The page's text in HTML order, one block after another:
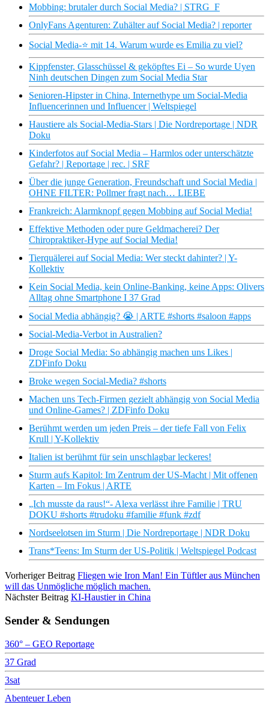
Mobbing: brutaler durch Social Media? | STRG_F
OnlyFans Agenturen: Zuhälter auf Social Media? | reporter
Social Media-​​⭐️ mit 14. Warum wurde es Emilia zu viel?
Kippfenster, Glasschüssel & geköpftes Ei – So wurde Uyen
Ninh deutschen Dingen zum Social Media Star
Senioren-Hipster in China, Internethype um Social-Media
Influencerinnen und Influencer | Weltspiegel
Haustiere als Social-Media-Stars | Die Nordreportage | NDR
Doku
Kinderfotos auf Social Media – Harmlos oder unterschätzte
Gefahr? | Reportage | rec. | SRF
Über die junge Generation, Freundschaft und Social Media |
OHNE FILTER: Pollmer fragt nach… LIEBE
Frankreich: Alarmknopf gegen Mobbing auf Social Media!
Effektive Methoden oder pure Geldmacherei? Der
Chiropraktiker-Hype auf Social Media!
Tierquälerei auf Social Media: Wer steckt dahinter? | Y-
Kollektiv
Kein Social Media, kein Online-Banking, keine Apps: Olivers
Alltag ohne Smartphone I 37 Grad
Social Media abhängig? 😭 | ARTE #shorts #saloon #apps
Social-Media-Verbot in Australien?
Droge Social Media: So abhängig machen uns Likes |
ZDFinfo Doku
Broke wegen Social-Media? #shorts
Machen uns Tech-Firmen gezielt abhängig von Social Media
und Online-Games? | ZDFinfo Doku
Berühmt werden um jeden Preis – der tiefe Fall von Felix
Krull | Y-Kollektiv
Italien ist berühmt für sein unschlagbar leckeres!
Sturm aufs Kapitol: Im Zentrum der US-Macht | Mit offenen
Karten – Im Fokus | ARTE
„Ich musste da raus!“- Alexa verlässt ihre Familie | TRU
DOKU #shorts #trudoku #familie #funk #zdf
Nordseelotsen im Sturm | Die Nordreportage | NDR Doku
Trans*Teens: Im Sturm der US-Politik | Weltspiegel Podcast
Vorheriger Beitrag Fliegen wie Iron Man! Ein Tüftler aus München
will das Unmögliche möglich machen.
Nächster Beitrag KI-Haustier in China
Sender & Sendungen
360° – GEO Reportage
37 Grad
3sat
Abenteuer Leben